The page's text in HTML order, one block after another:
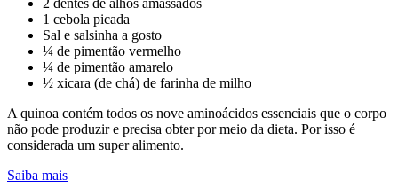
2 dentes de alhos amassados
1 cebola picada
Sal e salsinha a gosto
¼ de pimentão vermelho
¼ de pimentão amarelo
½ xicara (de chá) de farinha de milho
A quinoa contém todos os nove aminoácidos essenciais que o corpo
não pode produzir e precisa obter por meio da dieta. Por isso é
considerada um super alimento.
Saiba mais